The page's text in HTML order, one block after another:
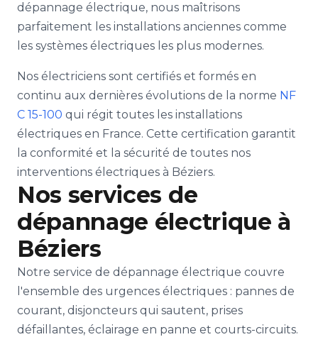
dépannage électrique, nous maîtrisons
parfaitement les installations anciennes comme
les systèmes électriques les plus modernes.
Nos électriciens sont certifiés et formés en
continu aux dernières évolutions de la norme NF
C 15-100 qui régit toutes les installations
électriques en France. Cette certification garantit
la conformité et la sécurité de toutes nos
interventions électriques à Béziers.
Nos services de
dépannage électrique à
Béziers
Notre service de dépannage électrique couvre
l'ensemble des urgences électriques : pannes de
courant, disjoncteurs qui sautent, prises
défaillantes, éclairage en panne et courts-circuits.